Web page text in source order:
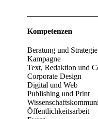
Kompetenzen
Beratung und Strategie
Kampagne
Text, Redaktion und
Corporate Design
Digital und Web
Publishing und Print
Öffentlichkeitsarbeit